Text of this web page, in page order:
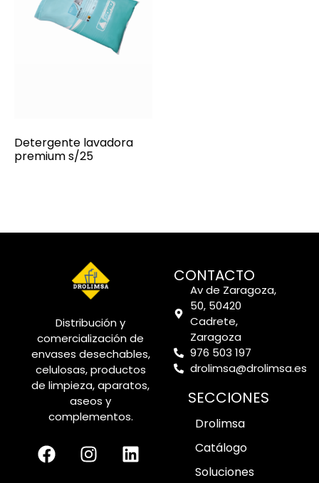
Detergente lavadora
premium s/25
Distribución y
comercialización de
envases desechables,
celulosas, productos
de limpieza, aparatos,
aseos y
complementos.
CONTACTO
Av de Zaragoza,
50, 50420
Cadrete,
Zaragoza
976 503 197
drolimsa@drolimsa.es
SECCIONES
Drolimsa
Catálogo
Soluciones